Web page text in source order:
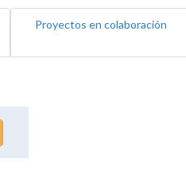
Proyectos en colaboración